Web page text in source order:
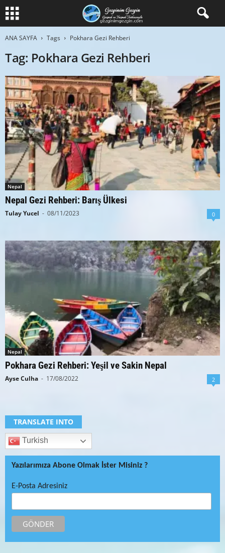
ANA SAYFA Tags Pokhara Gezi Rehberi
Tag: Pokhara Gezi Rehberi
Nepal
Nepal Gezi Rehberi: Barış Ülkesi
Tulay Yucel - 08/11/2023 0
Nepal
Pokhara Gezi Rehberi: Yeşil ve Sakin Nepal
Ayse Culha - 17/08/2022 2
TRANSLATE INTO
Turkish
Yazılarımıza Abone Olmak İster Misiniz ?
E-Posta Adresiniz